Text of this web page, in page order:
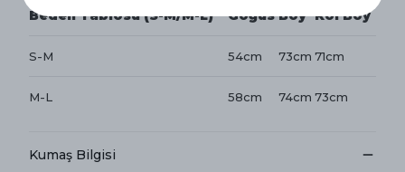
Beden Tablosu (S-M/M-L) Göğüs Boy Kol Boy
S-M 54cm 73cm 71cm
M-L 58cm 74cm 73cm
Kumaş Bilgisi